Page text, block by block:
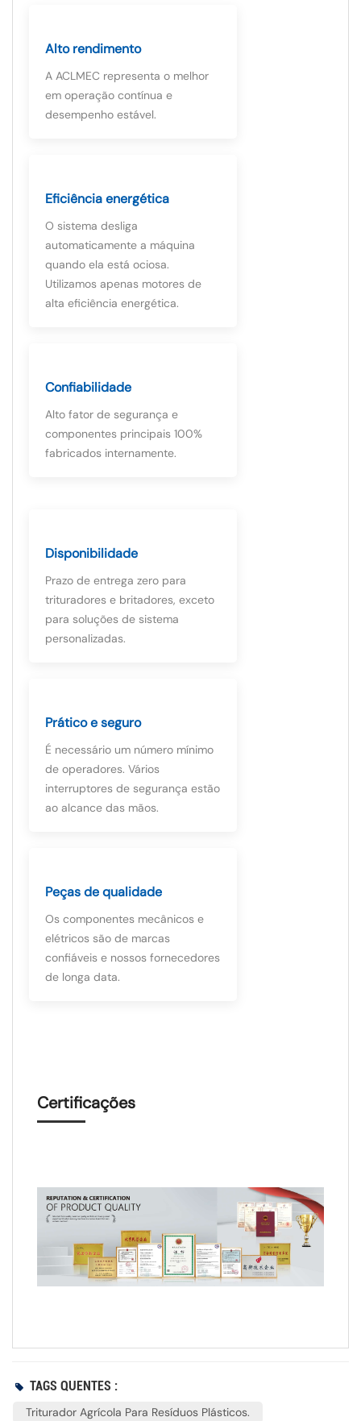
Alto rendimento
A ACLMEC representa o melhor
em operação contínua e
desempenho estável.
Eficiência energética
O sistema desliga
automaticamente a máquina
quando ela está ociosa.
Utilizamos apenas motores de
alta eficiência energética.
Confiabilidade
Alto fator de segurança e
componentes principais 100%
fabricados internamente.
Disponibilidade
Prazo de entrega zero para
trituradores e britadores, exceto
para soluções de sistema
personalizadas.
Prático e seguro
É necessário um número mínimo
de operadores. Vários
interruptores de segurança estão
ao alcance das mãos.
Peças de qualidade
Os componentes mecânicos e
elétricos são de marcas
confiáveis ​​e nossos fornecedores
de longa data.
Certificações
TAGS QUENTES :
Triturador Agrícola Para Resíduos Plásticos.